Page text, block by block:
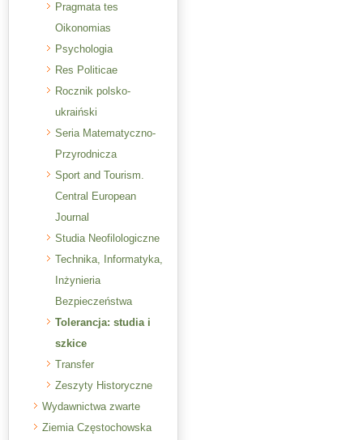
Pragmata tes
Oikonomias
Psychologia
Res Politicae
Rocznik polsko-
ukraiński
Seria Matematyczno-
Przyrodnicza
Sport and Tourism.
Central European
Journal
Studia Neofilologiczne
Technika, Informatyka,
Inżynieria
Bezpieczeństwa
Tolerancja: studia i
szkice
Transfer
Zeszyty Historyczne
Wydawnictwa zwarte
Ziemia Częstochowska